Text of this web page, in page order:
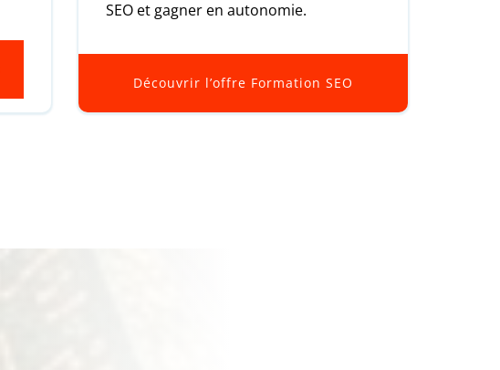
SEO et gagner en autonomie.
Découvrir l’offre Formation SEO